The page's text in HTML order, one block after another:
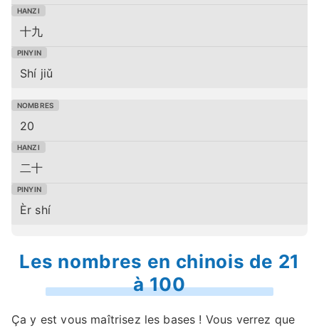
十九
Shí jiǔ
20
二十
Èr shí
Les nombres en chinois de 21
à 100
Ça y est vous maîtrisez les bases ! Vous verrez que